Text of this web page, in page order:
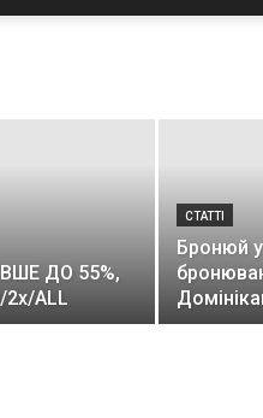
перед
ДО 55%,
ALL
СТАТТІ
Бронюй